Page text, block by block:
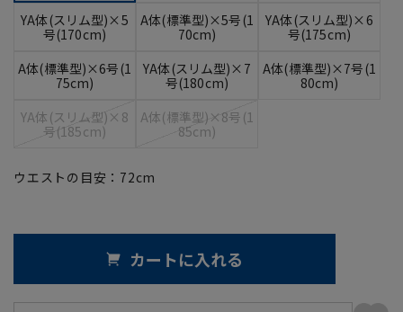
YA体(スリム型)×5
号(170cm)
A体(標準型)×5号(1
70cm)
YA体(スリム型)×6
号(175cm)
A体(標準型)×6号(1
75cm)
YA体(スリム型)×7
号(180cm)
A体(標準型)×7号(1
80cm)
YA体(スリム型)×8
号(185cm)
A体(標準型)×8号(1
85cm)
ウエストの目安： 72cm
カートに入れる